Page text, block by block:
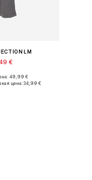
LM
€
38, 40-42, 44-46
49,99 €
цена:34,99 €